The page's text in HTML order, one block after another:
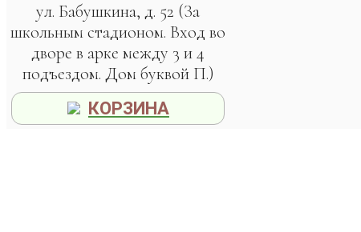
ул. Бабушкина, д. 52 (За
школьным стадионом. Вход во
дворе в арке между 3 и 4
подъездом. Дом буквой П.)
КОРЗИНА